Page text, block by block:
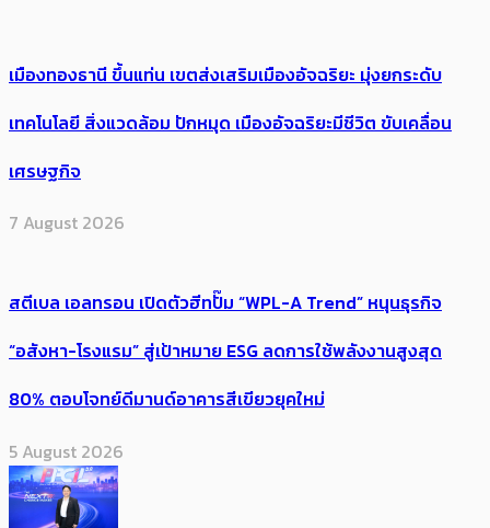
เมืองทองธานี ขึ้นแท่น เขตส่งเสริมเมืองอัจฉริยะ มุ่งยกระดับ
เทคโนโลยี สิ่งแวดล้อม ปักหมุด เมืองอัจฉริยะมีชีวิต ขับเคลื่อน
เศรษฐกิจ
7 August 2026
สตีเบล เอลทรอน เปิดตัวฮีทปั๊ม “WPL-A Trend” หนุนธุรกิจ
“อสังหา-โรงแรม” สู่เป้าหมาย ESG ลดการใช้พลังงานสูงสุด
80% ตอบโจทย์ดีมานด์อาคารสีเขียวยุคใหม่
5 August 2026